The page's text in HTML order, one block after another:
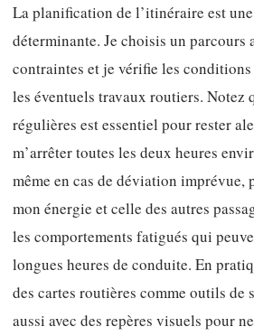
La planification de l’itinéraire est
déterminante. Je choisis un parcours
contraintes et je vérifie les
les éventuels travaux routiers. Notez
régulières est essentiel pour rester
m’arrêter toutes les deux heures
même en cas de déviation imprévue,
mon énergie et celle des autres
les comportements fatigués qui
longues heures de conduite. En
des cartes routières comme outils de
aussi avec des repères visuels pour